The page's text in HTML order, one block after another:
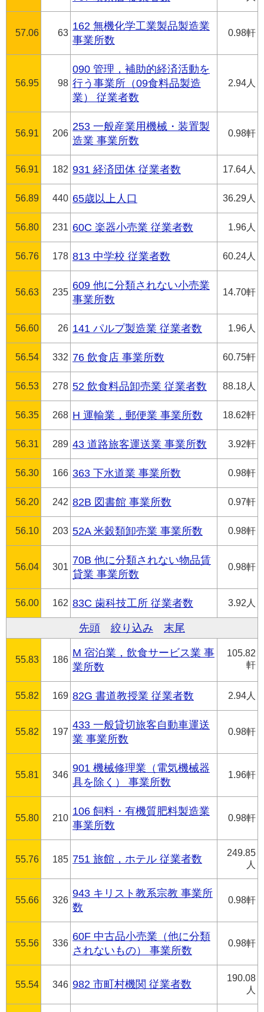
57.06 63
162 無機化学工業製品製造業
事業所数
0.98軒
56.95 98
090 管理，補助的経済活動を
行う事業所（09食料品製造
業） 従業者数
2.94人
56.91 206
253 一般産業用機械・装置製
造業 事業所数
0.98軒
56.91 182 931 経済団体 従業者数 17.64人
56.89 440 65歳以上人口 36.29人
56.80 231 60C 楽器小売業 従業者数 1.96人
56.76 178 813 中学校 従業者数 60.24人
56.63 235
609 他に分類されない小売業
事業所数
14.70軒
56.60 26 141 パルプ製造業 従業者数 1.96人
56.54 332 76 飲食店 事業所数 60.75軒
56.53 278 52 飲食料品卸売業 従業者数 88.18人
56.35 268 H 運輸業，郵便業 事業所数 18.62軒
56.31 289 43 道路旅客運送業 事業所数 3.92軒
56.30 166 363 下水道業 事業所数 0.98軒
56.20 242 82B 図書館 事業所数 0.97軒
56.10 203 52A 米穀類卸売業 事業所数 0.98軒
56.04 301
70B 他に分類されない物品賃
貸業 事業所数
0.98軒
56.00 162 83C 歯科技工所 従業者数 3.92人
先頭 絞り込み 末尾
55.83 186
M 宿泊業，飲食サービス業 事
業所数
105.82
軒
55.82 169 82G 書道教授業 従業者数 2.94人
55.82 197
433 一般貸切旅客自動車運送
業 事業所数
0.98軒
55.81 346
901 機械修理業（電気機械器
具を除く） 事業所数
1.96軒
55.80 210
106 飼料・有機質肥料製造業
事業所数
0.98軒
55.76 185 751 旅館，ホテル 従業者数
249.85
人
55.66 326
943 キリスト教系宗教 事業所
数
0.98軒
55.56 336
60F 中古品小売業（他に分類
されないもの） 事業所数
0.98軒
55.54 346 982 市町村機関 従業者数
190.08
人